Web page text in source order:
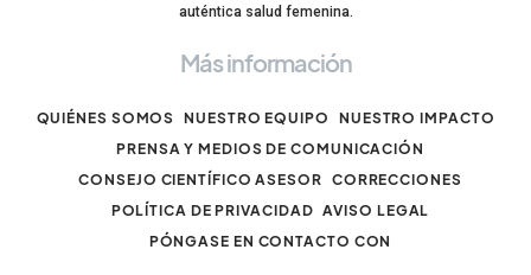
auténtica salud femenina.
Más información
QUIÉNES SOMOS NUESTRO EQUIPO
NUESTRO IMPACTO
PRENSA Y MEDIOS DE COMUNICACIÓN
CONSEJO CIENTÍFICO ASESOR CORRECCIONES
POLÍTICA DE PRIVACIDAD AVISO LEGAL
PÓNGASE EN CONTACTO CON